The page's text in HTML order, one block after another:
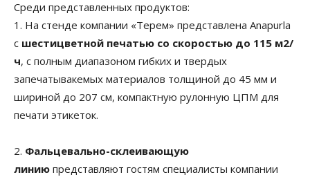
Среди представленных продуктов:
1. На стенде компании «Терем» представлена Anapurla
с шестицветной печатью со скоростью до 115 м2/
ч, с полным диапазоном гибких и твердых
запечатывакемых материалов толщиной до 45 мм и
шириной до 207 см, компактную рулонную ЦПМ для
печати этикеток.
2. Фальцевально-склеивающую
линию представляют гостям специалисты компании